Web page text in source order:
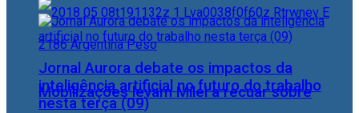
Mobilizações levam Milei a recuar sobre
Jornal Aurora debate os impactos da
inteligência artificial no futuro do trabalho
nesta terça (09)